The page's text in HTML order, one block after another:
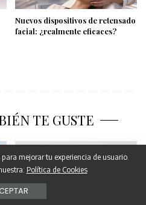
Nuevos dispositivos de retensado
facial: ¿realmente eficaces?
TE GUSTE
mejorar tu experiencia de usuario.
Política de Cookies